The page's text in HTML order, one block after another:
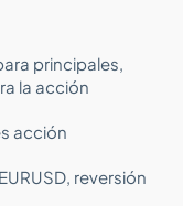
principales,
la acción
acción
reversión